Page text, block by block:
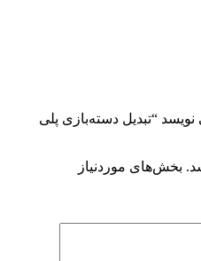
“تبدیل دسته‌بازی پلی
بخش‌های موردنیاز